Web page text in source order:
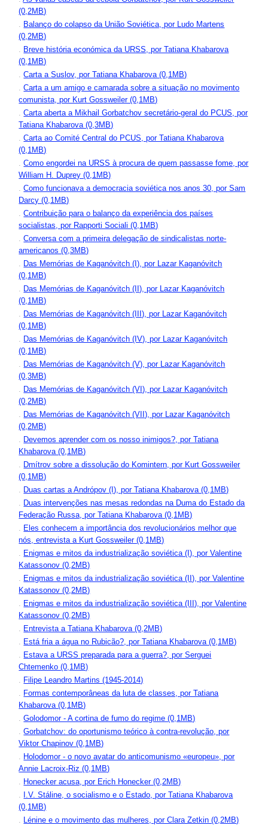
(0,2MB)
. Balanço do colapso da União Soviética, por Ludo Martens
(0,2MB)
. Breve história económica da URSS, por Tatiana Khabarova
(0,1MB)
.Carta a Suslov, por Tatiana Khabarova (0,1MB)
.Carta a um amigo e camarada sobre a situação no movimento
comunista, por Kurt Gossweiler (0,1MB)
.Carta aberta a Mikhail Gorbatchov secretário-geral do PCUS, por
Tatiana Khabarova (0,3MB)
.Carta ao Comité Central do PCUS, por Tatiana Khabarova
(0,1MB)
.Como engordei na URSS à procura de quem passasse fome, por
William H. Duprey (0,1MB)
.Como funcionava a democracia soviética nos anos 30, por Sam
Darcy (0,1MB)
.Contribuição para o balanço da experiência dos países
socialistas, por Rapporti Sociali (0,1MB)
.Conversa com a primeira delegação de sindicalistas norte-
americanos (0,3MB)
. Das Memórias de Kaganóvitch (I), por Lazar Kaganóvitch
(0,1MB)
. Das Memórias de Kaganóvitch (II), por Lazar Kaganóvitch
(0,1MB)
. Das Memórias de Kaganóvitch (III), por Lazar Kaganóvitch
(0,1MB)
. Das Memórias de Kaganóvitch (IV), por Lazar Kaganóvitch
(0,1MB)
. Das Memórias de Kaganóvitch (V), por Lazar Kaganóvitch
(0,3MB)
. Das Memórias de Kaganóvitch (VI), por Lazar Kaganóvitch
(0,2MB)
. Das Memórias de Kaganóvitch (VII), por Lazar Kaganóvitch
(0,2MB)
. Devemos aprender com os nosso inimigos?, por Tatiana
Khabarova (0,1MB)
. Dmítrov sobre a dissolução do Komintern, por Kurt Gossweiler
(0,1MB)
. Duas cartas a Andrópov (I), por Tatiana Khabarova (0,1MB)
. Duas intervenções nas mesas redondas na Duma do Estado da
Federação Russa, por Tatiana Khabarova (0,1MB)
. Eles conhecem a importância dos revolucionários melhor que
nós, entrevista a Kurt Gossweiler (0,1MB)
. Enigmas e mitos da industrialização soviética (I), por Valentine
Katassonov (0,2MB)
. Enigmas e mitos da industrialização soviética (II), por Valentine
Katassonov (0,2MB)
. Enigmas e mitos da industrialização soviética (III), por Valentine
Katassonov (0,2MB)
. Entrevista a Tatiana Khabarova (0,2MB)
. Está fria a água no Rubicão?, por Tatiana Khabarova (0,1MB)
. Estava a URSS preparada para a guerra?, por Serguei
Chtemenko (0,1MB)
. Filipe Leandro Martins (1945-2014)
. Formas contemporâneas da luta de classes, por Tatiana
Khabarova (0,1MB)
.Golodomor - A cortina de fumo do regime (0,1MB)
.Gorbatchov: do oportunismo teórico à contra-revolução, por
Viktor Chapinov (0,1MB)
. Holodomor - o novo avatar do anticomunismo «europeu», por
Annie Lacroix-Riz (0,1MB)
. Honecker acusa, por Erich Honecker (0,2MB)
.
I.V. Stáline, o socialismo e o Estado, por Tatiana Khabarova
(0,1MB)
. Lénine e o movimento das mulheres, por Clara Zetkin (0,2MB)